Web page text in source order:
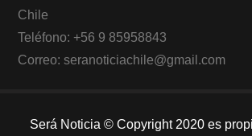
Chile
Teléfono: +56 9 85958843
Correo: seranoticiachile@gmail.com
Será Noticia © Copyright 2020 es